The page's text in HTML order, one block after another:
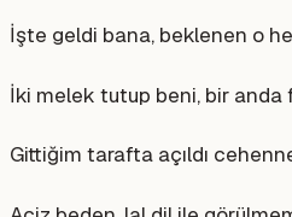
İşte geldi bana, beklenen o
İki melek tutup beni, bir anda
Gittiğim tarafta açıldı